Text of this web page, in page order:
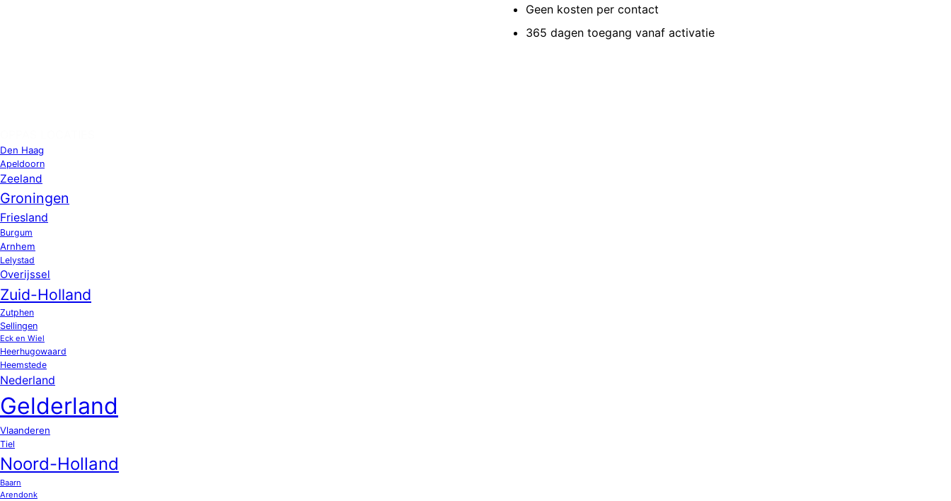
Geen kosten per contact
365 dagen toegang vanaf activatie
Den Haag
Apeldoorn
Zeeland
Groningen
Friesland
Burgum
Arnhem
Lelystad
Overijssel
Zuid-Holland
Zutphen
Sellingen
Eck en Wiel
Heerhugowaard
Heemstede
Nederland
Gelderland
Vlaanderen
Tiel
Noord-Holland
Baarn
Arendonk